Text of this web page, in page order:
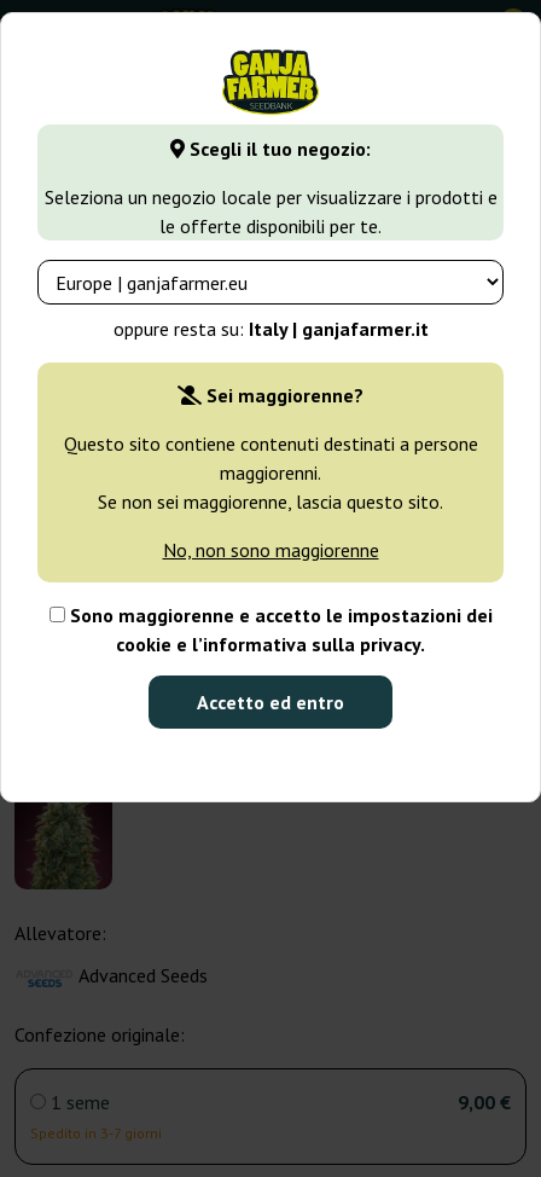
Scegli il tuo negozio:
Seleziona un negozio locale per visualizzare i prodotti e
le offerte disponibili per te.
oppure resta su: Italy | ganjafarmer.it
Sei maggiorenne?
Questo sito contiene contenuti destinati a persone
maggiorenni.
Se non sei maggiorenne, lascia questo sito.
No, non sono maggiorenne
Sono maggiorenne e accetto le impostazioni dei
cookie e l’informativa sulla privacy.
Accetto ed entro
0
GanjaFarmer.it Varietà di Cannabis Amnesia Haze
Allevatore:
Advanced Seeds
Confezione originale:
1 seme
Spedito in 3-7 giorni
9,00 €